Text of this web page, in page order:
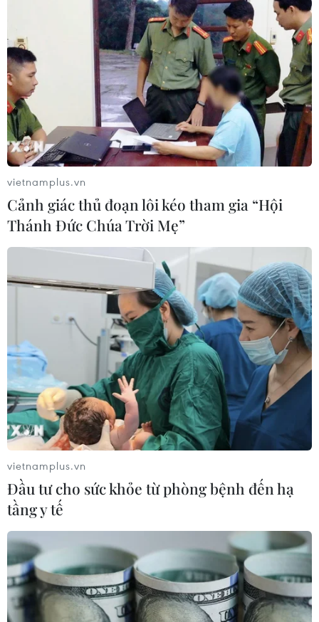
vietnamplus.vn
Cảnh giác thủ đoạn lôi kéo tham gia “Hội
Thánh Đức Chúa Trời Mẹ”
vietnamplus.vn
Đầu tư cho sức khỏe từ phòng bệnh đến hạ
tầng y tế